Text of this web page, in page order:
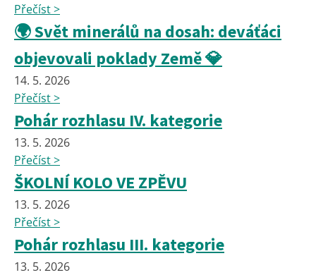
Přečíst >
🌍 Svět minerálů na dosah: deváťáci
objevovali poklady Země 💎
14. 5. 2026
Přečíst >
Pohár rozhlasu IV. kategorie
13. 5. 2026
Přečíst >
ŠKOLNÍ KOLO VE ZPĚVU
13. 5. 2026
Přečíst >
Pohár rozhlasu III. kategorie
13. 5. 2026